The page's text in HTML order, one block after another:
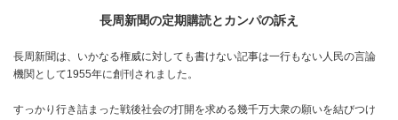
長周新聞の定期購読とカンパの訴え
長周新聞は、いかなる権威に対しても書けない記事は一行もない人民の言論
機関として1955年に創刊されました。
すっかり行き詰まった戦後社会の打開を求める幾千万大衆の願いを結びつけ